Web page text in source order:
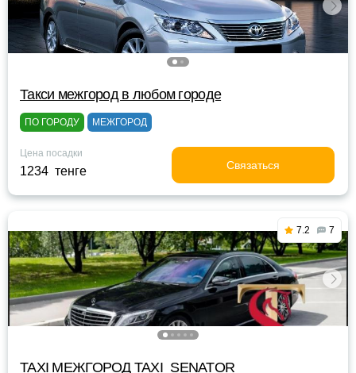
Такси межгород в любом городе
ПО ГОРОДУ МЕЖГОРОД
Цена посадки
1234 тенге Связаться
7.2 7
TAXI МЕЖГОРОД TAXI_SENATOR